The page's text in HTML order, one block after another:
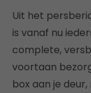
Uit het
is vanaf nu
complete,
voortaan
box aan je